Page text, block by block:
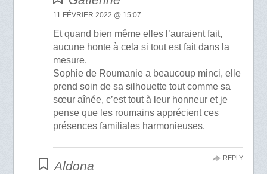
11 FÉVRIER 2022 @ 15:07
Et quand bien même elles l’auraient fait,
aucune honte à cela si tout est fait dans la
mesure.
Sophie de Roumanie a beaucoup minci, elle
prend soin de sa silhouette tout comme sa
sœur aînée, c’est tout à leur honneur et je
pense que les roumains apprécient ces
présences familiales harmonieuses.
Aldona
REPLY